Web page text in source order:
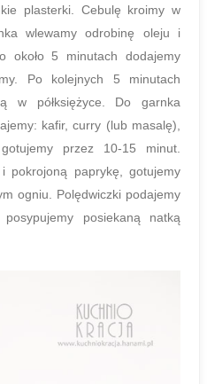
plasterki. Cebulę kroimy w
wlewamy odrobinę oleju i
około 5 minutach dodajemy
Po kolejnych 5 minutach
w półksiężyce. Do garnka
kafir, curry (lub masalę),
przez 10-15 minut.
pokrojoną paprykę, gotujemy
ogniu. Polędwiczki podajemy
posiekaną natką